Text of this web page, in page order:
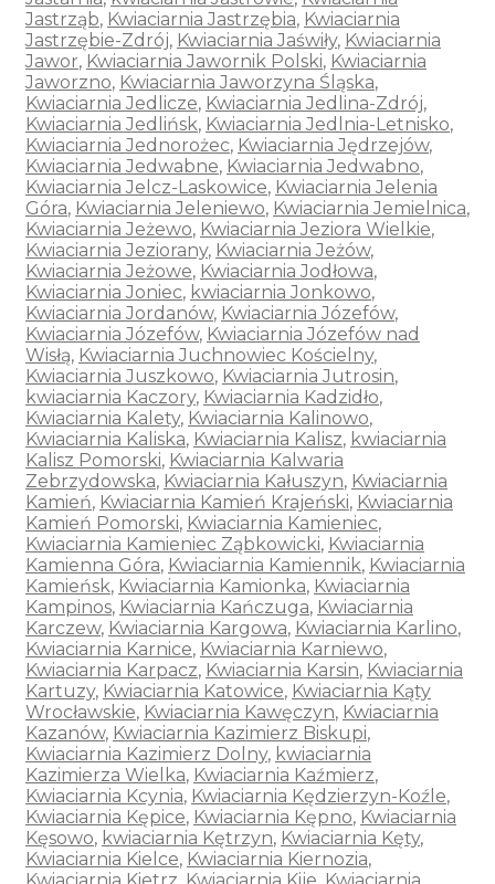
Jastrząb, Kwiaciarnia Jastrzębia, Kwiaciarnia
Jastrzębie-Zdrój, Kwiaciarnia Jaświły, Kwiaciarnia
Jawor, Kwiaciarnia Jawornik Polski, Kwiaciarnia
Jaworzno, Kwiaciarnia Jaworzyna Śląska,
Kwiaciarnia Jedlicze, Kwiaciarnia Jedlina-Zdrój,
Kwiaciarnia Jedlińsk, Kwiaciarnia Jedlnia-Letnisko,
Kwiaciarnia Jednorożec, Kwiaciarnia Jędrzejów,
Kwiaciarnia Jedwabne, Kwiaciarnia Jedwabno,
Kwiaciarnia Jelcz-Laskowice, Kwiaciarnia Jelenia
Góra, Kwiaciarnia Jeleniewo, Kwiaciarnia Jemielnica,
Kwiaciarnia Jeżewo, Kwiaciarnia Jeziora Wielkie,
Kwiaciarnia Jeziorany, Kwiaciarnia Jeżów,
Kwiaciarnia Jeżowe, Kwiaciarnia Jodłowa,
Kwiaciarnia Joniec, kwiaciarnia Jonkowo,
Kwiaciarnia Jordanów, Kwiaciarnia Józefów,
Kwiaciarnia Józefów, Kwiaciarnia Józefów nad
Wisłą, Kwiaciarnia Juchnowiec Kościelny,
Kwiaciarnia Juszkowo, Kwiaciarnia Jutrosin,
kwiaciarnia Kaczory, Kwiaciarnia Kadzidło,
Kwiaciarnia Kalety, Kwiaciarnia Kalinowo,
Kwiaciarnia Kaliska, Kwiaciarnia Kalisz, kwiaciarnia
Kalisz Pomorski, Kwiaciarnia Kalwaria
Zebrzydowska, Kwiaciarnia Kałuszyn, Kwiaciarnia
Kamień, Kwiaciarnia Kamień Krajeński, Kwiaciarnia
Kamień Pomorski, Kwiaciarnia Kamieniec,
Kwiaciarnia Kamieniec Ząbkowicki, Kwiaciarnia
Kamienna Góra, Kwiaciarnia Kamiennik, Kwiaciarnia
Kamieńsk, Kwiaciarnia Kamionka, Kwiaciarnia
Kampinos, Kwiaciarnia Kańczuga, Kwiaciarnia
Karczew, Kwiaciarnia Kargowa, Kwiaciarnia Karlino,
Kwiaciarnia Karnice, Kwiaciarnia Karniewo,
Kwiaciarnia Karpacz, Kwiaciarnia Karsin, Kwiaciarnia
Kartuzy, Kwiaciarnia Katowice, Kwiaciarnia Kąty
Wrocławskie, Kwiaciarnia Kawęczyn, Kwiaciarnia
Kazanów, Kwiaciarnia Kazimierz Biskupi,
Kwiaciarnia Kazimierz Dolny, kwiaciarnia
Kazimierza Wielka, Kwiaciarnia Kaźmierz,
Kwiaciarnia Kcynia, Kwiaciarnia Kędzierzyn-Koźle,
Kwiaciarnia Kępice, Kwiaciarnia Kępno, Kwiaciarnia
Kęsowo, kwiaciarnia Kętrzyn, Kwiaciarnia Kęty,
Kwiaciarnia Kielce, Kwiaciarnia Kiernozia,